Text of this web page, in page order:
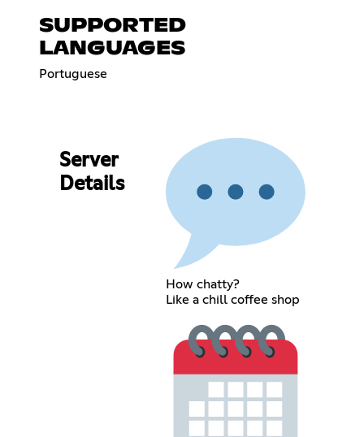
SUPPORTED
LANGUAGES
Portuguese
Server
Details
How chatty?
Like a chill coffee shop